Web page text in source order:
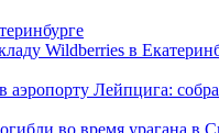
Wildberries в
аэропорту Лейпцига:
во время урагана в